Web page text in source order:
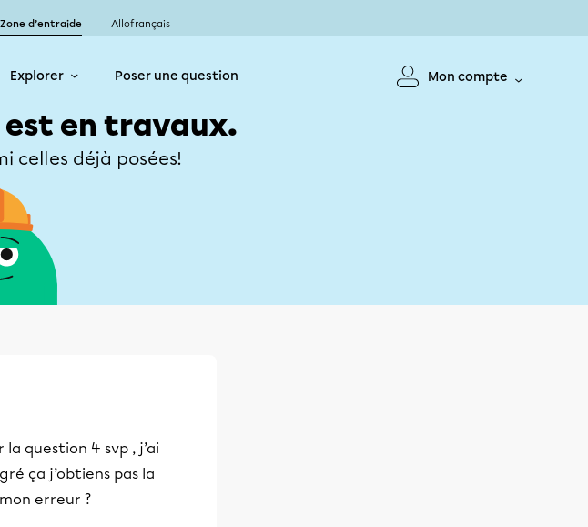
Zone d’entraide Allofrançais
Explorer Poser une question Mon compte
est en travaux.
celles déjà posées!
la question 4 svp , j’ai
ça j’obtiens pas la
erreur ?